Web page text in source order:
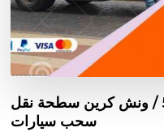
رقم ونش الواحة / 55773600‬ / ونش كرين سطحة نقل
سحب سيارات